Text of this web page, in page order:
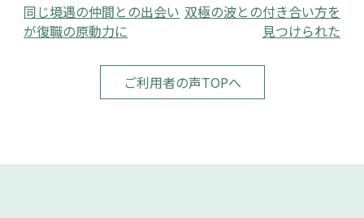
同じ境遇の仲間との出会い
が復職の原動力に
双極の波との付き合い方を
見つけられた
ご利用者の声TOPへ